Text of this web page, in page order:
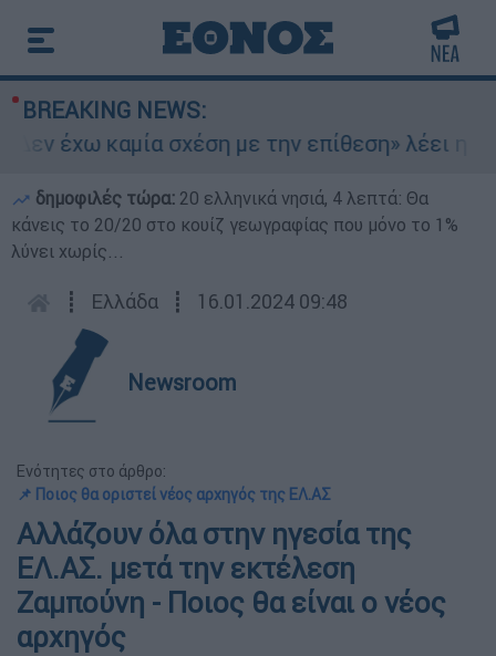
BREAKING NEWS:
έχω καμία σχέση με την επίθεση» λέει η
δημοφιλές τώρα: 20 ελληνικά νησιά, 4 λεπτά: Θα
κάνεις το 20/20 στο κουίζ γεωγραφίας που μόνο το 1%
λύνει χωρίς...
┋ Ελλάδα ┋ 16.01.2024 09:48
Newsroom
Ενότητες στο άρθρο:
📌 Ποιος θα οριστεί νέος αρχηγός της ΕΛ.ΑΣ
Αλλάζουν όλα στην ηγεσία της
ΕΛ.ΑΣ. μετά την εκτέλεση
Ζαμπούνη - Ποιος θα είναι ο νέος
αρχηγός